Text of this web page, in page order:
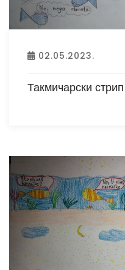
02.05.2023.
Такмичарски